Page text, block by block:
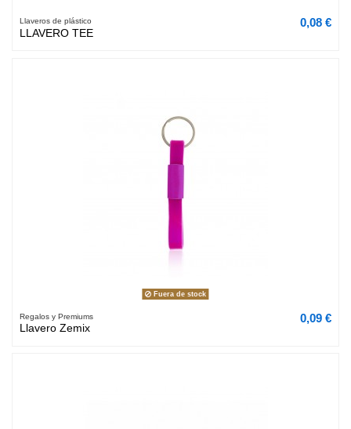
Llaveros de plástico
LLAVERO TEE
0,08 €
Fuera de stock
Regalos y Premiums
Llavero Zemix
0,09 €